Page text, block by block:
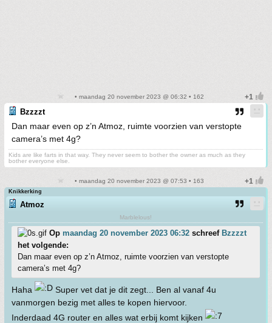
• maandag 20 november 2023 @ 06:32 • 162
Bzzzzt
Dan maar even op z’n Atmoz, ruimte voorzien van verstopte
camera’s met 4g?
Kids are like farts in that way. They never seem to bother the owner as much as they
bother everyone else.
• maandag 20 november 2023 @ 07:53 • 163
Knikkerking
Atmoz
Marblelous!
Op maandag 20 november 2023 06:32 schreef Bzzzzt
het volgende:
Dan maar even op z’n Atmoz, ruimte voorzien van verstopte
camera’s met 4g?
Haha
Super vet dat je dit zegt... Ben al vanaf 4u
vanmorgen bezig met alles te kopen hiervoor.
Inderdaad 4G router en alles wat erbij komt kijken